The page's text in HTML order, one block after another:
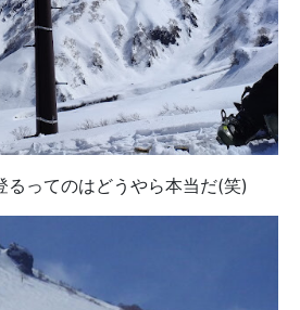
るってのはどうやら本当だ(笑)